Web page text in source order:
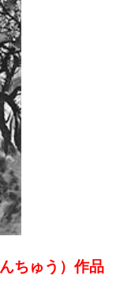
ちゅう）作品